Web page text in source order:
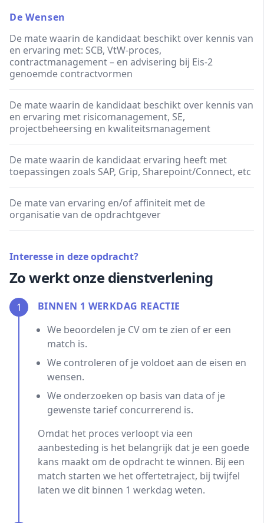
De Wensen
De mate waarin de kandidaat beschikt over kennis van
en ervaring met: SCB, VtW-proces,
contractmanagement – en advisering bij Eis-2
genoemde contractvormen
De mate waarin de kandidaat beschikt over kennis van
en ervaring met risicomanagement, SE,
projectbeheersing en kwaliteitsmanagement
De mate waarin de kandidaat ervaring heeft met
toepassingen zoals SAP, Grip, Sharepoint/Connect, etc
De mate van ervaring en/of affiniteit met de
organisatie van de opdrachtgever
Interesse in deze opdracht?
Zo werkt onze dienstverlening
1
BINNEN 1 WERKDAG REACTIE
We beoordelen je CV om te zien of er een
match is.
We controleren of je voldoet aan de eisen en
wensen.
We onderzoeken op basis van data of je
gewenste tarief concurrerend is.
Omdat het proces verloopt via een
aanbesteding is het belangrijk dat je een goede
kans maakt om de opdracht te winnen. Bij een
match starten we het offertetraject, bij twijfel
laten we dit binnen 1 werkdag weten.